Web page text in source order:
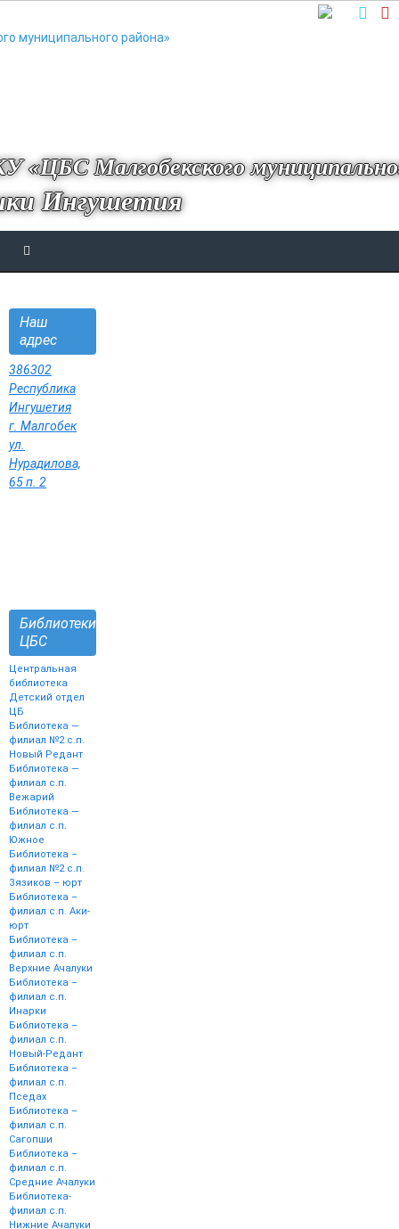
«ЦБС Малгобекского
Ингушетия
Наш
адрес
386302
Республика
Ингушетия
г. Малгобек
ул.
Нурадилова,
65 п. 2
Библиотеки
ЦБС
Центральная
библиотека
Детский отдел
ЦБ
Библиотека —
филиал №2 с.п.
Новый Редант
Библиотека —
филиал с.п.
Вежарий
Библиотека —
филиал с.п.
Южное
Библиотека –
филиал №2 с.п.
Зязиков – юрт
Библиотека –
филиал с.п. Аки-
юрт
Библиотека –
филиал с.п.
Верхние Ачалуки
Библиотека –
филиал с.п.
Инарки
Библиотека –
филиал с.п.
Новый-Редант
Библиотека –
филиал с.п.
Пседах
Библиотека –
филиал с.п.
Сагопши
Библиотека –
филиал с.п.
Средние Ачалуки
Библиотека-
филиал с.п.
Нижние Ачалуки